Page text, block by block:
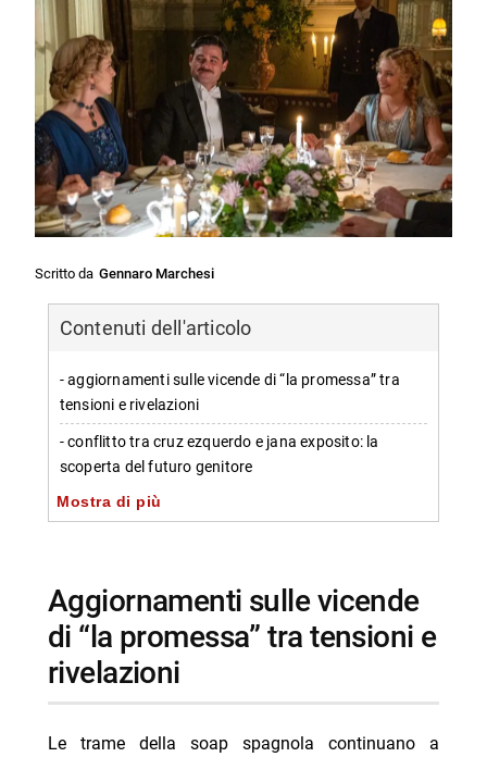
Scritto da Gennaro Marchesi
Contenuti dell'articolo
- aggiornamenti sulle vicende di “la promessa” tra
tensioni e rivelazioni
- conflitto tra cruz ezquerdo e jana exposito: la
scoperta del futuro genitore
-- scoperta della gravidanza e reazioni intense
-- dove seguire “la promessa”
- anticipazioni settimanali dal 6 al 12 ottobre 2025
-- lunedì 6 ottobre: reazioni di cruz alla pubblicazione
sui giornali
- personaggi principali presenti nelle trame recenti:
Mostra di più
aggiornamenti sulle vicende
di “la promessa” tra tensioni e
rivelazioni
Le trame della soap spagnola continuano a